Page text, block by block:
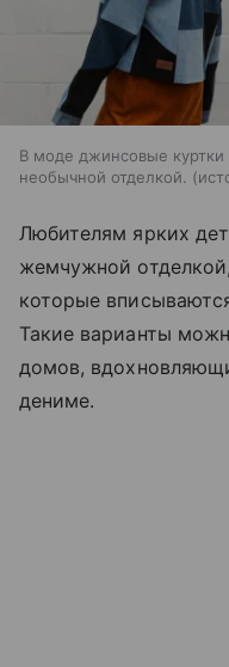
В моде джинсовые
необычной отделкой.
Любителям ярких
жемчужной
которые
Такие варианты
домов,
дениме.